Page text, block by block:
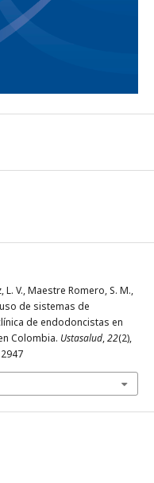
L. V., Maestre Romero, S. M.,
de sistemas de
de endodoncistas en
Colombia. Ustasalud,22(2),